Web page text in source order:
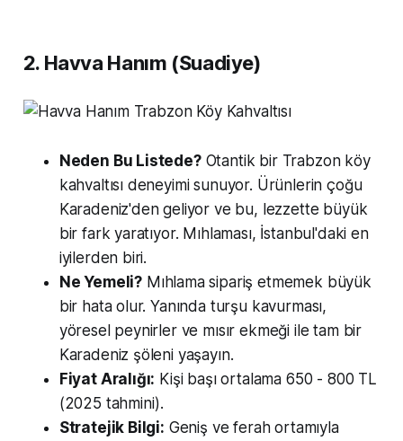
2. Havva Hanım (Suadiye)
Neden Bu Listede?Otantik bir Trabzon köy
kahvaltısı deneyimi sunuyor. Ürünlerin çoğu
Karadeniz'den geliyor ve bu, lezzette büyük
bir fark yaratıyor. Mıhlaması, İstanbul'daki en
iyilerden biri.
Ne Yemeli? Mıhlama sipariş etmemek büyük
bir hata olur. Yanında turşu kavurması,
yöresel peynirler ve mısır ekmeği ile tam bir
Karadeniz şöleni yaşayın.
Fiyat Aralığı: Kişi başı ortalama 650 - 800 TL
(2025 tahmini).
Stratejik Bilgi: Geniş ve ferah ortamıyla